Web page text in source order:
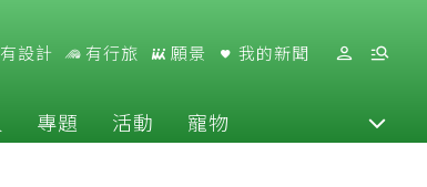
有設計 有行旅 願景 我的新聞
專題 活動 寵物